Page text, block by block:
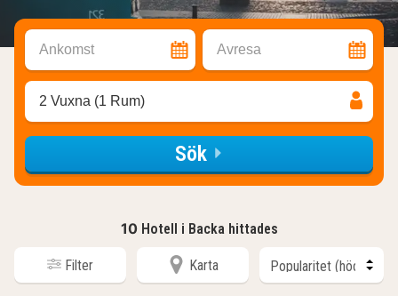
Ankomst Avresa
2 Vuxna (1 Rum)
Sök
10 Hotell i Backa hittades
Filter Karta